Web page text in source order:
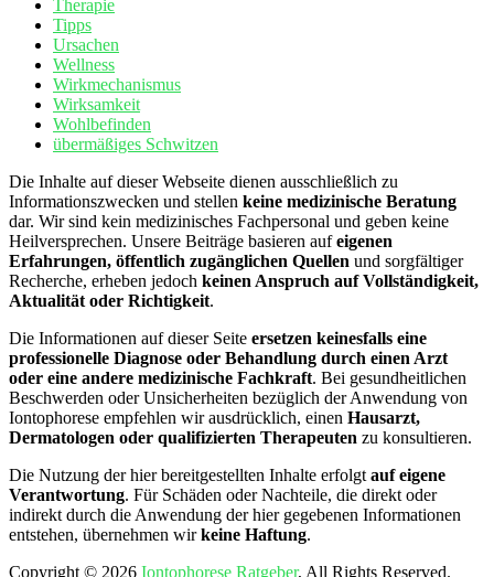
Therapie
Tipps
Ursachen
Wellness
Wirkmechanismus
Wirksamkeit
Wohlbefinden
übermäßiges Schwitzen
Die Inhalte auf dieser Webseite dienen ausschließlich zu
Informationszwecken und stellen keine medizinische Beratung
dar. Wir sind kein medizinisches Fachpersonal und geben keine
Heilversprechen. Unsere Beiträge basieren aufeigenen
Erfahrungen, öffentlich zugänglichen Quellen und sorgfältiger
Recherche, erheben jedoch keinen Anspruch auf Vollständigkeit,
Aktualität oder Richtigkeit.
Die Informationen auf dieser Seite ersetzen keinesfalls eine
professionelle Diagnose oder Behandlung durch einen Arzt
oder eine andere medizinische Fachkraft. Bei gesundheitlichen
Beschwerden oder Unsicherheiten bezüglich der Anwendung von
Iontophorese empfehlen wir ausdrücklich, einen Hausarzt,
Dermatologen oder qualifizierten Therapeuten zu konsultieren.
Die Nutzung der hier bereitgestellten Inhalte erfolgt auf eigene
Verantwortung. Für Schäden oder Nachteile, die direkt oder
indirekt durch die Anwendung der hier gegebenen Informationen
entstehen, übernehmen wirkeine Haftung.
Copyright © 2026 Iontophorese Ratgeber, All Rights Reserved.